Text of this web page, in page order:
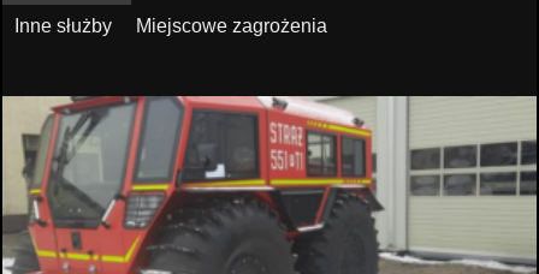
Inne służby Miejscowe zagrożenia